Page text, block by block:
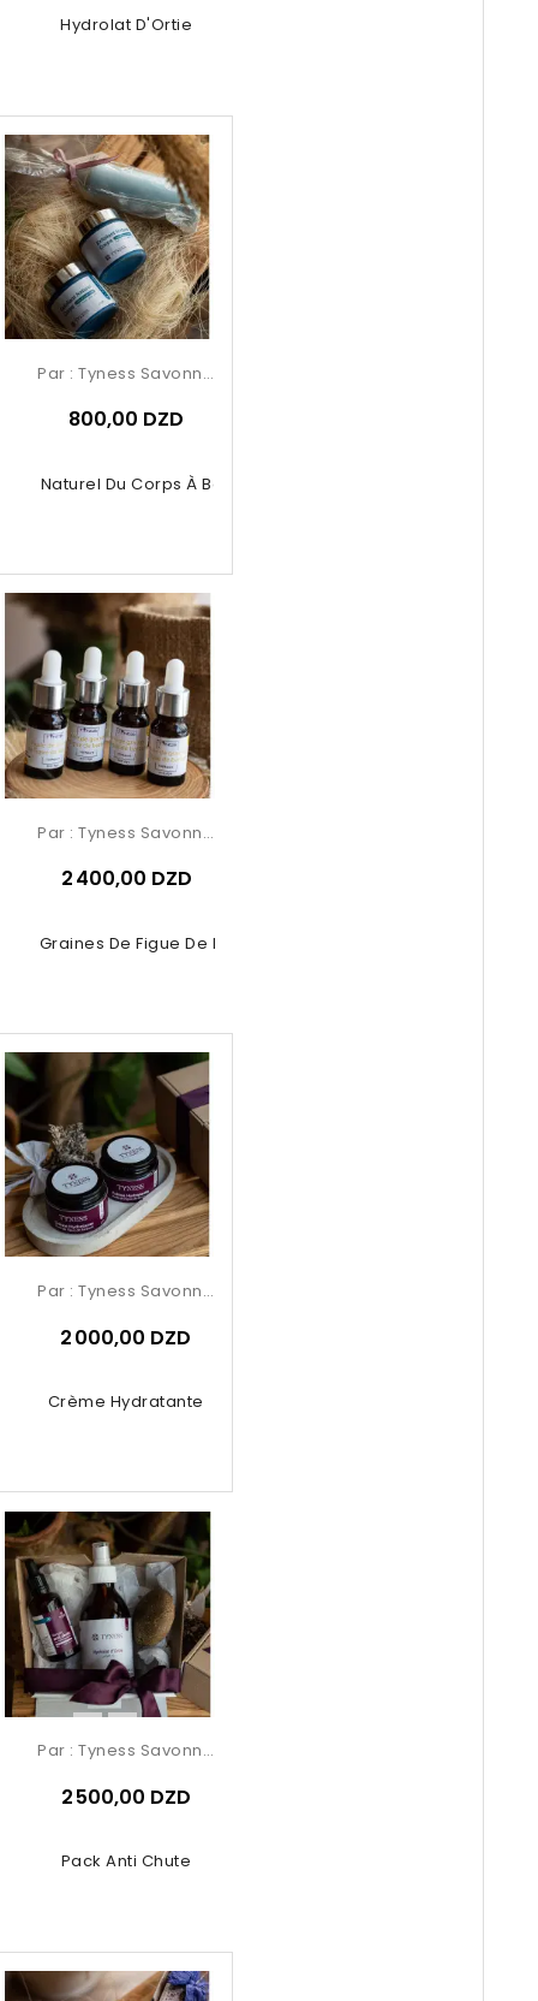
Hydrolat D'Ortie
Naturel Du Corps À Base De...
Par : Tyness Savonnerie
800,00 DZD
De Graines De Figue De Barbarie
Par : Tyness Savonnerie
2 400,00 DZD
Crème Hydratante
Par : Tyness Savonnerie
2 000,00 DZD
Pack Anti Chute
Par : Tyness Savonnerie
2 500,00 DZD